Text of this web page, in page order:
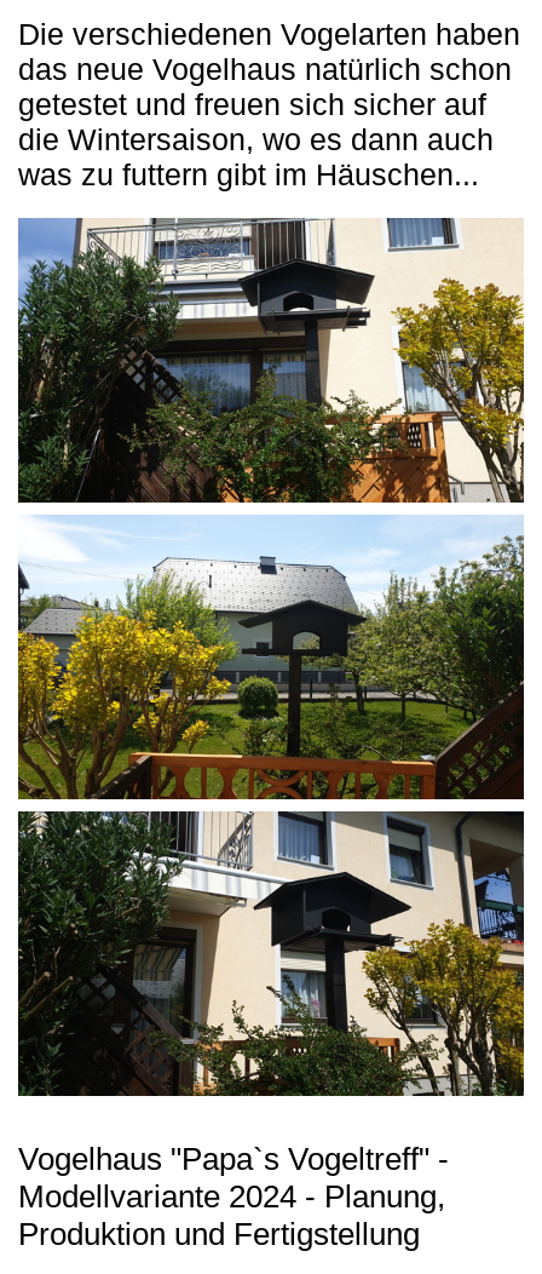
Die verschiedenen Vogelarten haben
das neue Vogelhaus natürlich schon
getestet und freuen sich sicher auf
die Wintersaison, wo es dann auch
was zu futtern gibt im Häuschen...
Vogelhaus "Papa`s Vogeltreff" -
Modellvariante 2024 - Planung,
Produktion und Fertigstellung